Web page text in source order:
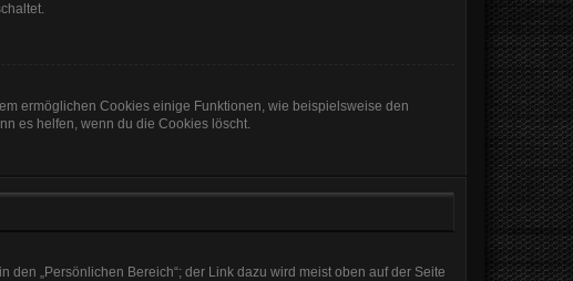
ermöglichen Cookies einige Funktionen, wie beispielsweise den
es helfen, wenn du die Cookies löscht.
„Persönlichen Bereich“; der Link dazu wird meist oben auf der Seite